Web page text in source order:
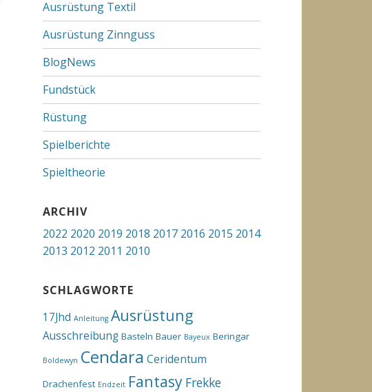
Ausrüstung Textil
Ausrüstung Zinnguss
BlogNews
Fundstück
Rüstung
Spielberichte
Spieltheorie
ARCHIV
2022 2020 2019 2018 2017 2016 2015 2014
2013 2012 2011 2010
SCHLAGWORTE
17Jhd Anleitung Ausrüstung
Ausschreibung Basteln Bauer Bayeux Beringar
Boldewyn Cendara Ceridentum
Drachenfest Endzeit Fantasy Frekke